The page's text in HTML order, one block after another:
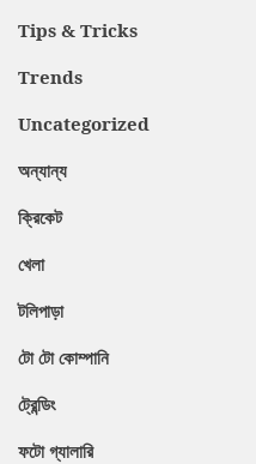
Tips & Tricks
Trends
Uncategorized
অন্যান্য
ক্রিকেট
খেলা
টলিপাড়া
টো টো কোম্পানি
ট্রেন্ডিং
ফটো গ্যালারি